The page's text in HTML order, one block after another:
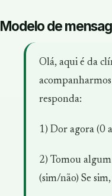
Modelo de
Olá, aqui é da
responda:
1) Dor agora (0
2) Tomou algum
(sim/não) Se